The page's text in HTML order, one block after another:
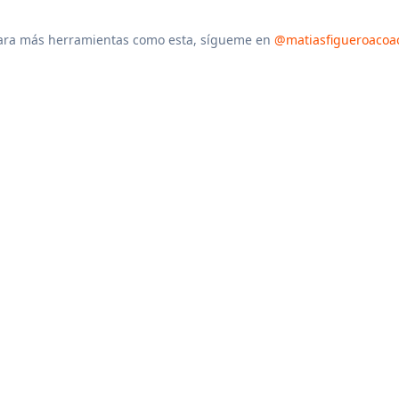
más herramientas como esta, sígueme en